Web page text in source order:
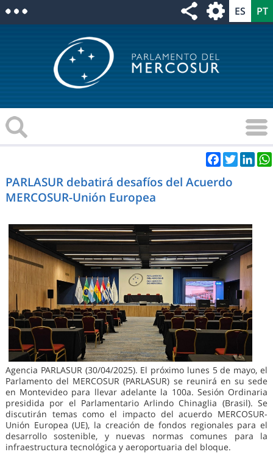
Facebook
Twitter
PARLASUR debatirá desafíos del Acuerdo
MERCOSUR-Unión Europea
Agencia PARLASUR (30/04/2025). El próximo lunes 5 de mayo, el
Parlamento del MERCOSUR (PARLASUR) se reunirá en su sede
en Montevideo para llevar adelante la 100a. Sesión Ordinaria
presidida por el Parlamentario Arlindo Chinaglia (Brasil). Se
discutirán temas como el impacto del acuerdo MERCOSUR-
Unión Europea (UE), la creación de fondos regionales para el
desarrollo sostenible, y nuevas normas comunes para la
infraestructura tecnológica y aeroportuaria del bloque.